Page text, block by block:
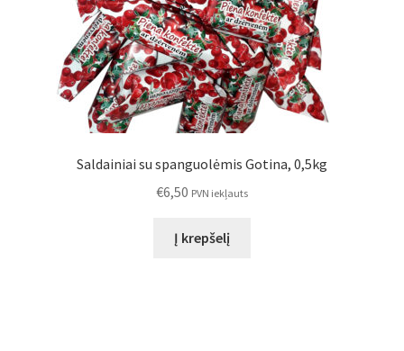
Saldainiai su spanguolėmis Gotina, 0,5kg
€6,50 PVN iekļauts
Į krepšelį